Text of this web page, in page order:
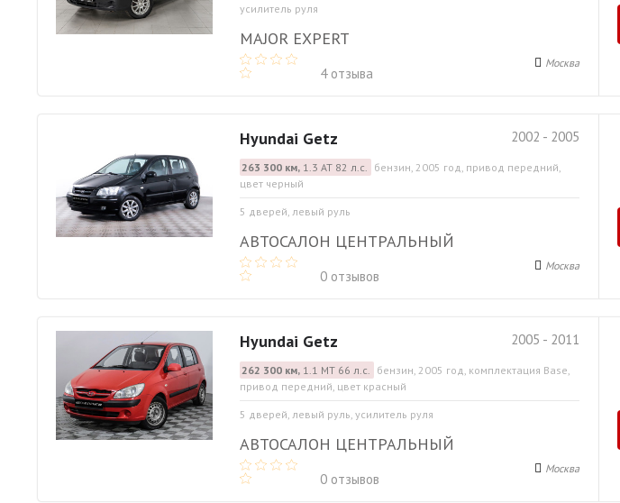
усилитель руля
MAJOR EXPERT
4 отзыва
Москва
2002 - 2005
Hyundai Getz
263 300 км,1.3 АТ 82 л.с. бензин, 2005 год, привод передний,
цвет черный
5 дверей, левый руль
АВТОСАЛОН ЦЕНТРАЛЬНЫЙ
0 отзывов
Москва
2005 - 2011
Hyundai Getz
262 300 км,1.1 МТ 66 л.с. бензин, 2005 год, комплектация Base,
привод передний, цвет красный
5 дверей, левый руль, усилитель руля
АВТОСАЛОН ЦЕНТРАЛЬНЫЙ
0 отзывов
Москва